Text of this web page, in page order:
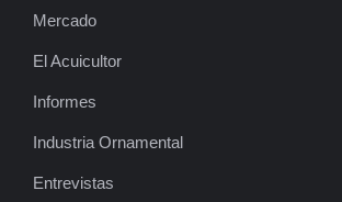
Mercado
El Acuicultor
Informes
Industria Ornamental
Entrevistas